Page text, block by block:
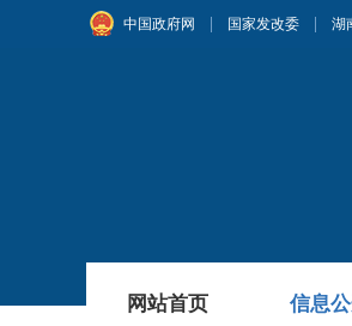
中国政府网 国家发改委 湖
网站首页 信息